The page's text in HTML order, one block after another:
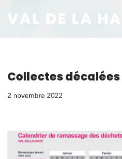
Aller
au
VAL DE LA
Collectes
2 novembre 2022